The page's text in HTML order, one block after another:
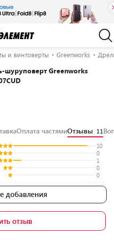
и винтоверты Greenworks
шуруповерт Greenworks
Оплата частямиОтзывы 11
10
0
1
0
0
добавления
отзыв